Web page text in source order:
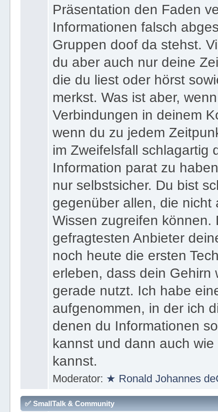
Präsentation den Faden
Informationen falsch
Gruppen doof da stehst.
du aber auch nur deine
die du liest oder hörst
merkst. Was ist aber,
Verbindungen in deinem
wenn du zu jedem
im Zweifelsfall schlagartig
Information parat zu
nur selbstsicher. Du bist
gegenüber allen, die nicht
Wissen zugreifen können.
gefragtesten Anbieter
noch heute die ersten
erleben, dass dein Gehirn
gerade nutzt. Ich habe
aufgenommen, in der ich
denen du Informationen
kannst und dann auch
kannst.
Moderator: ★ Ronald Johannes
✅ SmallTalk & Community